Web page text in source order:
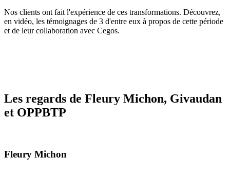
Nos clients ont fait l'expérience de ces transformations. Découvrez,
en vidéo, les témoignages de 3 d'entre eux à propos de cette période
et de leur collaboration avec Cegos.
Les regards de Fleury Michon, Givaudan
et OPPBTP
Fleury Michon